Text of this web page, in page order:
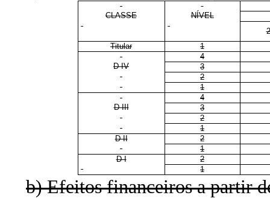
CLASSE
NÍVEL
Titular
1
4
D IV
3
2
1
4
D III
3
2
1
D II
2
1
D I
2
1
b) Efeitos financeiros a partir